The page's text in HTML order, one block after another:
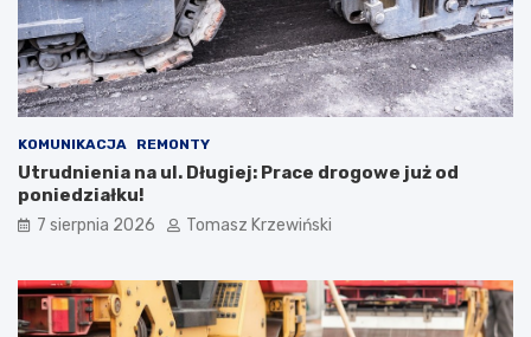
KOMUNIKACJA REMONTY
Utrudnienia na ul. Długiej: Prace drogowe już od
poniedziałku!
7 sierpnia 2026 Tomasz Krzewiński